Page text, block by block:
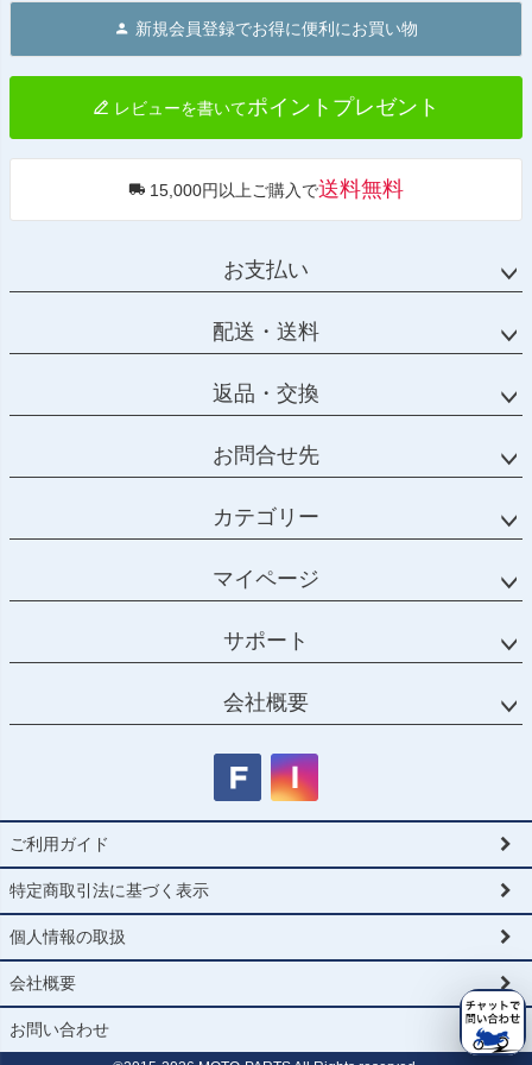
へ
新規会員登録でお得に便利にお買い物
レビューを書いてポイントプレゼント
15,000円以上ご購入で送料無料
お支払い
配送・送料
返品・交換
お問合せ先
カテゴリー
マイページ
サポート
会社概要
ご利用ガイド
特定商取引法に基づく表示
個人情報の取扱
会社概要
お問い合わせ